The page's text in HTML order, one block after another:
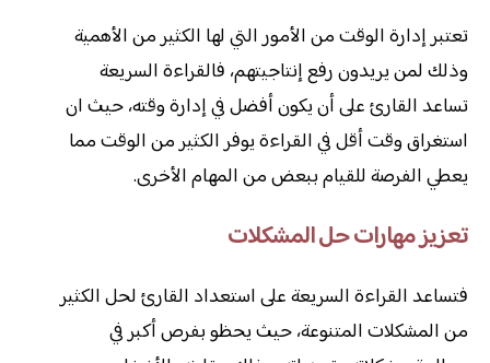
تعتبر إدارة الوقت من الأمور التي لها الكثير من الأهمية
وذلك لمن يريدون رفع إنتاجيتهم، فالقراءة السريعة
تساعد القارئ على أن يكون أفضل في إدارة وقته، حيث ان
استغراق وقت أقل في القراءة يوفر الكثير من الوقت مما
يعطي الفرصة للقيام ببعض من المهام الأخرى.
تعزيز مهارات حل المشكلات
فتساعد القراءة السريعة على استعداد القارئ لحل الكثير
من المشكلات المتنوعة، حيث يحظو بفرص أكبر في